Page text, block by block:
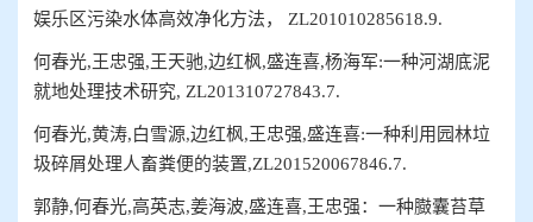
娱乐区污染水体高效净化方法，
ZL201010285618.9.
何春光,王忠强,王天驰,边红枫,盛连喜,杨海军:一种河湖底泥
就地处理技术研究, ZL201310727843.7.
何春光,黄涛,白雪源,边红枫,王忠强,盛连喜:一种利用园林垃
圾碎屑处理人畜粪便的装置,ZL201520067846.7.
郭静,何春光,高英志,姜海波,盛连喜,王忠强： 一种臌囊苔草